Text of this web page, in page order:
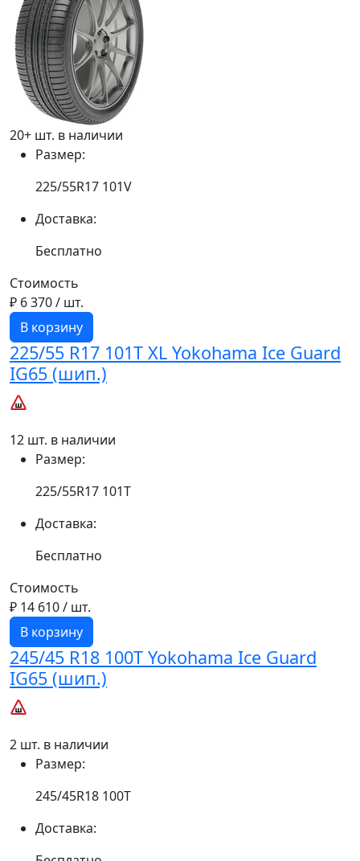
20+ шт. в наличии
Размер:
225/55R17 101V
Доставка:
Бесплатно
Стоимость
₽ 6 370/ шт.
В корзину
225/55 R17 101T XL Yokohama Ice Guard
IG65 (шип.)
12 шт. в наличии
Размер:
225/55R17 101T
Доставка:
Бесплатно
Стоимость
₽ 14 610/ шт.
В корзину
245/45 R18 100T Yokohama Ice Guard
IG65 (шип.)
2 шт. в наличии
Размер:
245/45R18 100T
Доставка: